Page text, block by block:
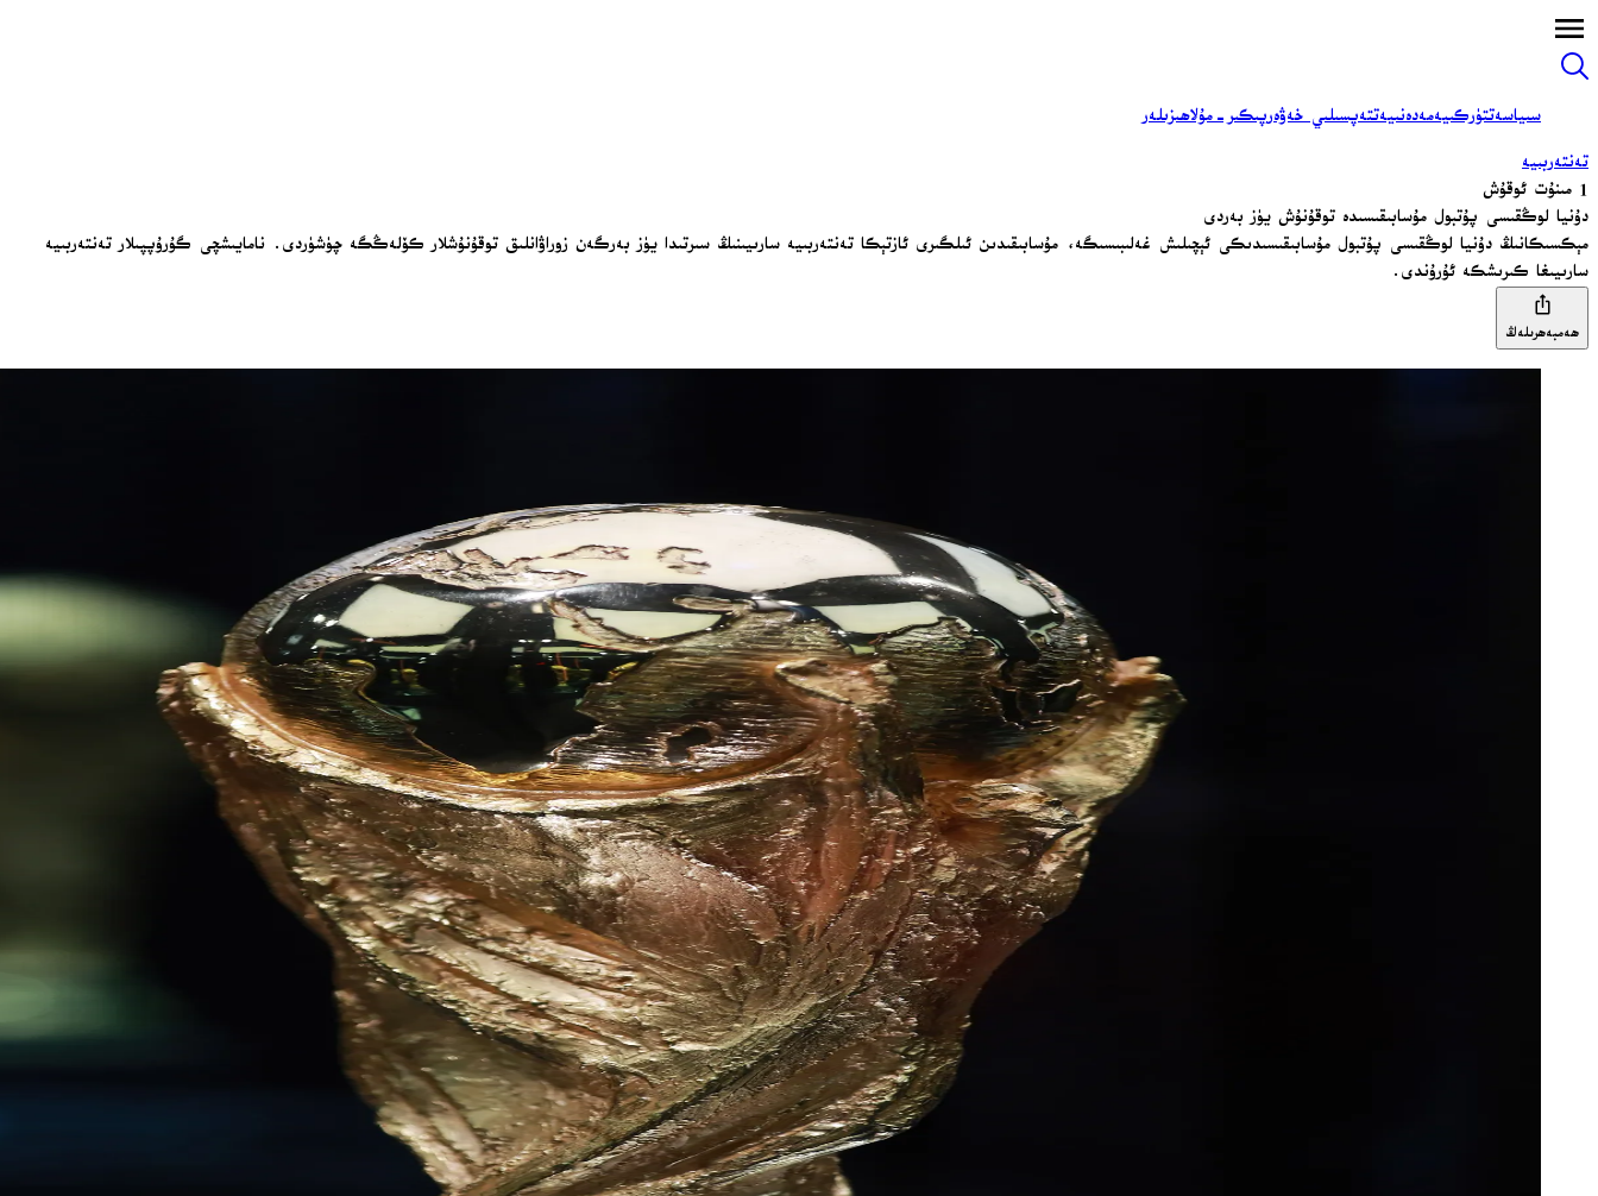
سىياسەتتۈركىيەمەدەنىيەتتەپسىلىي خەۋەرپىكىر-مۇلاھىزىلەر
تەنتەربىيە
1 مىنۇت ئوقۇش
دۇنيا لوڭقىسى پۇتبول مۇسابىقىسىدە توقۇنۇش يۈز بەردى
مېكسىكانىڭ دۇنيا لوڭقىسى پۇتبول مۇسابىقىسىدىكى ئېچىلىش غەلىبىسىگە، مۇسابىقىدىن ئىلگىرى ئازتېكا تەنتەربىيە سارىيىنىڭ سىرتىدا يۈز بەرگەن زوراۋانلىق توقۇنۇشلار كۆلەڭگە چۈشۈردى. نامايىشچى گۇرۇپپىلار تەنتەربىيە
سارىيىغا كىرىشكە ئۇرۇندى.
ھەمبەھرىلەڭ